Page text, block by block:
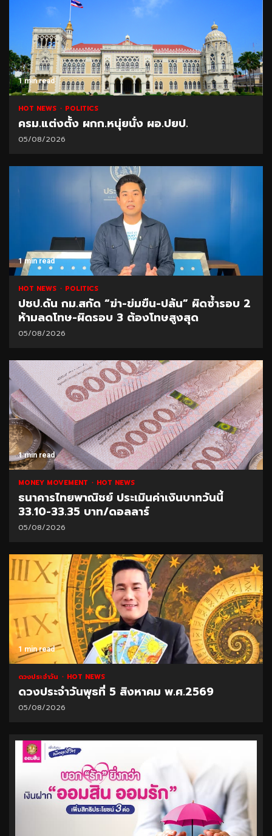
1 min read
HOT NEWS POLITICS
ครม.แต่งตั้ง ผกก.หนุ่ยนั่ง ผอ.ปยป.
05/08/2026
1 min read
HOT NEWS POLITICS
ปชป.ดัน กม.สกัด “ฆ่า-ข่มขืน-ปล้น” ผิดซ้ำรอบ 2
ห้ามลดโทษ-ผิดรอบ 3 ต้องโทษสูงสุด
05/08/2026
1 min read
MONEY MOVEMENT HOT NEWS
ธนาคารไทยพาณิชย์ ประเมินค่าเงินบาทวันนี้
33.10-33.35 บาท/ดอลลาร์
05/08/2026
1 min read
ดวงประจำวัน HOT NEWS
ดวงประจำวันพุธที่ 5 สิงหาคม พ.ศ.2569
05/08/2026